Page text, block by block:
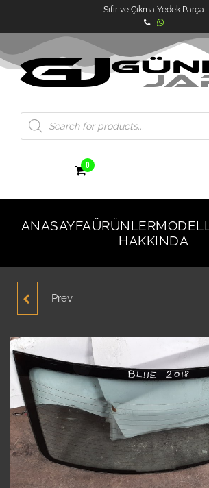
Sıfır ve Çıkma Yedek Parça
0
ANASAYFAÜRÜNLER
HAKKINDA
HYUNDAİ ACCENT
2012-2018 ORJİNAL
ÇIKMA YEDEK PARÇA
Prev
2018